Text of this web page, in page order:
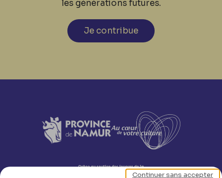
les générations futures.
Je contribue
Continuer sans accepter